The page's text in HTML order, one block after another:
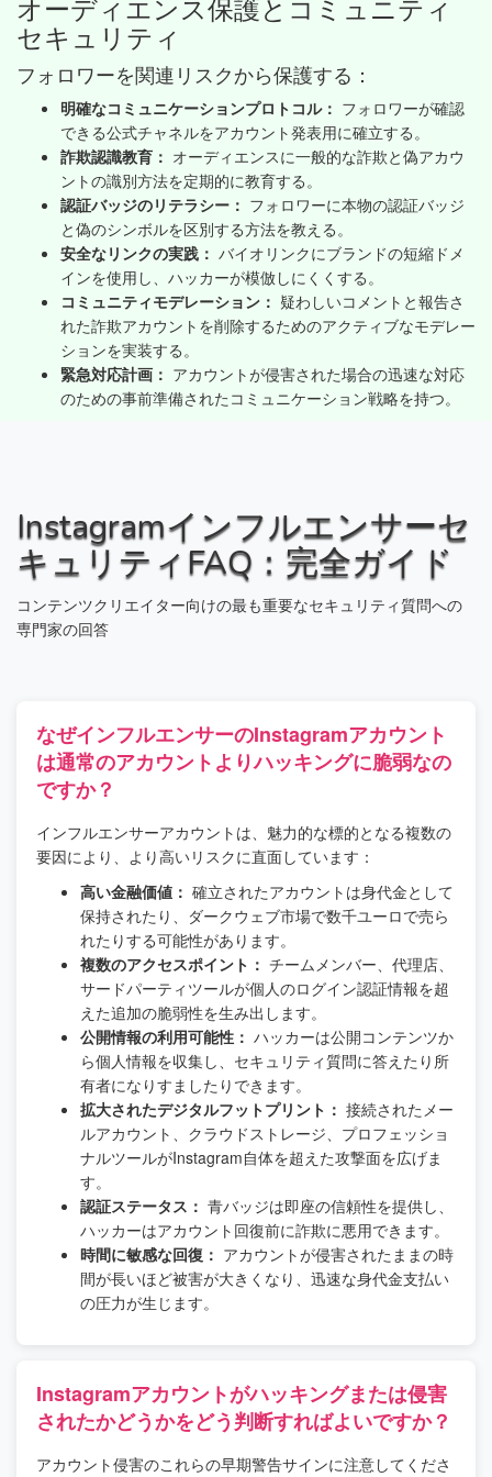
オーディエンス保護とコミュニティ
セキュリティ
フォロワーを関連リスクから保護する：
明確なコミュニケーションプロトコル： フォロワーが確認
できる公式チャネルをアカウント発表用に確立する。
詐欺認識教育： オーディエンスに一般的な詐欺と偽アカウ
ントの識別方法を定期的に教育する。
認証バッジのリテラシー： フォロワーに本物の認証バッジ
と偽のシンボルを区別する方法を教える。
安全なリンクの実践： バイオリンクにブランドの短縮ドメ
インを使用し、ハッカーが模倣しにくくする。
コミュニティモデレーション： 疑わしいコメントと報告さ
れた詐欺アカウントを削除するためのアクティブなモデレー
ションを実装する。
緊急対応計画： アカウントが侵害された場合の迅速な対応
のための事前準備されたコミュニケーション戦略を持つ。
Instagramインフルエンサーセ
キュリティFAQ：完全ガイド
コンテンツクリエイター向けの最も重要なセキュリティ質問への
専門家の回答
なぜインフルエンサーのInstagramアカウント
は通常のアカウントよりハッキングに脆弱なの
ですか？
インフルエンサーアカウントは、魅力的な標的となる複数の
要因により、より高いリスクに直面しています：
高い金融価値： 確立されたアカウントは身代金として
保持されたり、ダークウェブ市場で数千ユーロで売ら
れたりする可能性があります。
複数のアクセスポイント： チームメンバー、代理店、
サードパーティツールが個人のログイン認証情報を超
えた追加の脆弱性を生み出します。
公開情報の利用可能性： ハッカーは公開コンテンツか
ら個人情報を収集し、セキュリティ質問に答えたり所
有者になりすましたりできます。
拡大されたデジタルフットプリント： 接続されたメー
ルアカウント、クラウドストレージ、プロフェッショ
ナルツールがInstagram自体を超えた攻撃面を広げま
す。
認証ステータス： 青バッジは即座の信頼性を提供し、
ハッカーはアカウント回復前に詐欺に悪用できます。
時間に敏感な回復： アカウントが侵害されたままの時
間が長いほど被害が大きくなり、迅速な身代金支払い
の圧力が生じます。
Instagramアカウントがハッキングまたは侵害
されたかどうかをどう判断すればよいですか？
アカウント侵害のこれらの早期警告サインに注意してくださ